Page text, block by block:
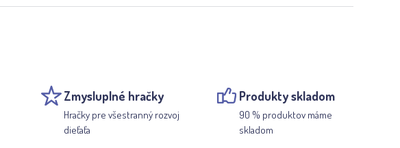
Zmysluplné hračky
Hračky pre všestranný rozvoj
dieťaťa
Produkty skladom
90 % produktov máme
skladom